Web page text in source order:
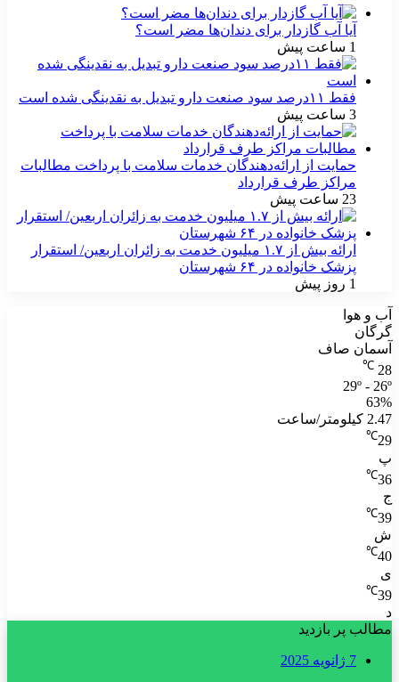
آیا آب گازدار برای دندان‌ها مضر است؟
1 ساعت پیش
فقط ۱۱‌درصد سود صنعت دارو تبدیل به نقدینگی شده است
3 ساعت پیش
حمایت از ارائه‌دهندگان خدمات سلامت با پرداخت مطالبات
مراکز طرف قرارداد
23 ساعت پیش
ارائه بیش از ۱.۷ میلیون خدمت به زائران اربعین/ استقرار
پزشک خانواده در ۶۴ شهرستان
1 روز پیش
آب و هوا
گرگان
آسمان صاف
28
℃
29º - 26º
63%
2.47 کیلومتر/ساعت
29
℃
پ
36
℃
ج
39
℃
ش
40
℃
ی
39
℃
د
مطالب پر بازدید
7 ژانویه 2025